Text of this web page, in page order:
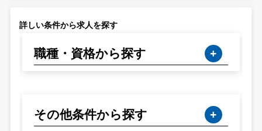
詳しい条件から求人を探す
職種・資格から探す
その他条件から探す